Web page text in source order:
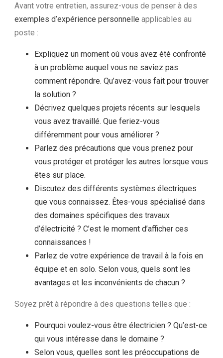
Avant votre entretien, assurez-vous de penser à des
exemples d’expérience personnelle applicables au
poste :
Expliquez un moment où vous avez été confronté
à un problème auquel vous ne saviez pas
comment répondre. Qu’avez-vous fait pour trouver
la solution ?
Décrivez quelques projets récents sur lesquels
vous avez travaillé. Que feriez-vous
différemment pour vous améliorer ?
Parlez des précautions que vous prenez pour
vous protéger et protéger les autres lorsque vous
êtes sur place.
Discutez des différents systèmes électriques
que vous connaissez. Êtes-vous spécialisé dans
des domaines spécifiques des travaux
d’électricité ? C’est le moment d’afficher ces
connaissances !
Parlez de votre expérience de travail à la fois en
équipe et en solo. Selon vous, quels sont les
avantages et les inconvénients de chacun ?
Soyez prêt à répondre à des questions telles que :
Pourquoi voulez-vous être électricien ? Qu’est-ce
qui vous intéresse dans le domaine ?
Selon vous, quelles sont les préoccupations de